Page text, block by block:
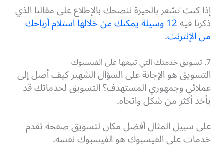
إذا كنت تشعر بالحيرة ننصحك بالإطلاع على مقالنا الذي
ذكرنا فيه 12 وسيلة يمكنك من خلالها استلام أرباحك
من الإنترنت.
7. تسويق خدمتك التي تبيعها على الفيسبوك
التسويق هو الإجابة على السؤال الشهير كيف أصل إلى
عملائي وجمهوري المستهدف؟ التسويق لخدماتك قد
يأخذ أكثر من شكل واتجاه.
على سبيل المثال أفضل مكان لتسويق صفحة تقدم
خدمات على الفيسبوك هو الفيسبوك نفسه.